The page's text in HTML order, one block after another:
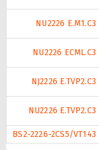
NU2226 E.M1.C3
NU2226 ECML.C3
NJ2226 E.TVP2.C3
NU2226 E.TVP2.C3
BS2-2226-2CS5/VT143